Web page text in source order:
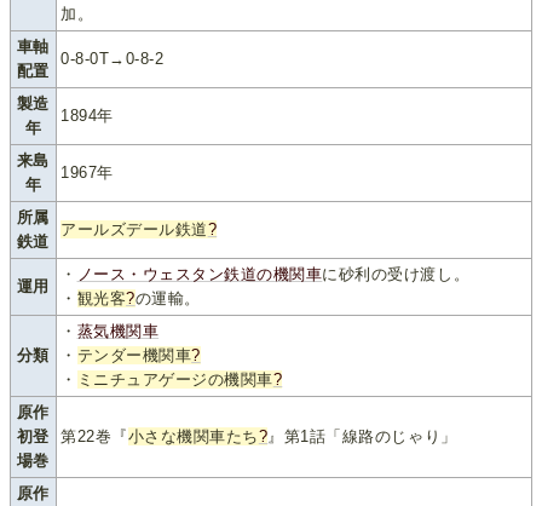
加。
車軸
配置
0-8-0T→0-8-2
製造
年
1894年
来島
年
1967年
所属
鉄道
アールズデール鉄道?
運用
・ ノース・ウェスタン鉄道の機関車に砂利の受け渡し。
・ 観光客?の運輸。
分類
・ 蒸気機関車
・ テンダー機関車?
・ ミニチュアゲージの機関車?
原作
初登
場巻
第22巻『小さな機関車たち? 』第1話「線路のじゃり」
原作